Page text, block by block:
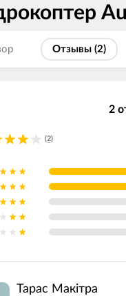
Отзывы (2)
2
(2)
Тарас Макітра